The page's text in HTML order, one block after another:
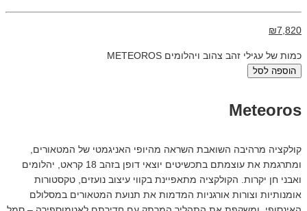
₪7,820
כמות של עגילי זהב צהוב ויהלומים METEOROS
הוספה לסל
Meteoros
קולקציה מרהיבה השואבת השראה מהיופי האניגמטי של המטאורים,
ומתרגמת את עוצמתם בתכשיטים יוצאי דופן בזהב 18 קראט, יהלומים
ואבני חן יקרות. הקולקציה מתאפיינת בקווי עיצוב נועזים, טקסטורות
אומנותיות וצורות אורגניות המדמות את תנועת המטאורים במסלולם